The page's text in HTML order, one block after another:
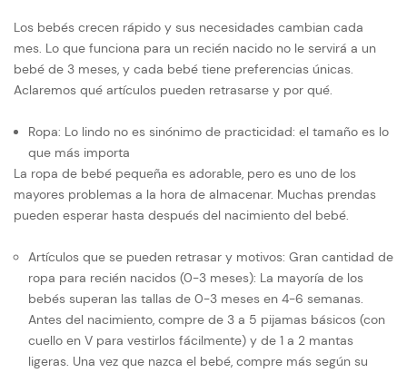
Los bebés crecen rápido y sus necesidades cambian cada
mes. Lo que funciona para un recién nacido no le servirá a un
bebé de 3 meses, y cada bebé tiene preferencias únicas.
Aclaremos qué artículos pueden retrasarse y por qué.
Ropa: Lo lindo no es sinónimo de practicidad: el tamaño es lo
que más importa
La ropa de bebé pequeña es adorable, pero es uno de los
mayores problemas a la hora de almacenar. Muchas prendas
pueden esperar hasta después del nacimiento del bebé.
Artículos que se pueden retrasar y motivos: Gran cantidad de
ropa para recién nacidos (0-3 meses): La mayoría de los
bebés superan las tallas de 0-3 meses en 4-6 semanas.
Antes del nacimiento, compre de 3 a 5 pijamas básicos (con
cuello en V para vestirlos fácilmente) y de 1 a 2 mantas
ligeras. Una vez que nazca el bebé, compre más según su